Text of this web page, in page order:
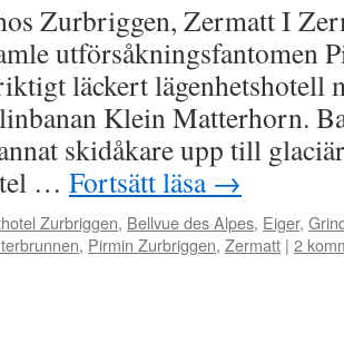
Zurbriggen, Zermatt I
utförsåkningsfantomen
läckert lägenhetshotell
Klein Matterhorn.
skidåkare upp till
… Fortsätt läsa →
Zurbriggen, Bellvue des Alpes, Eiger,
, Pirmin Zurbriggen, Zermatt | 2